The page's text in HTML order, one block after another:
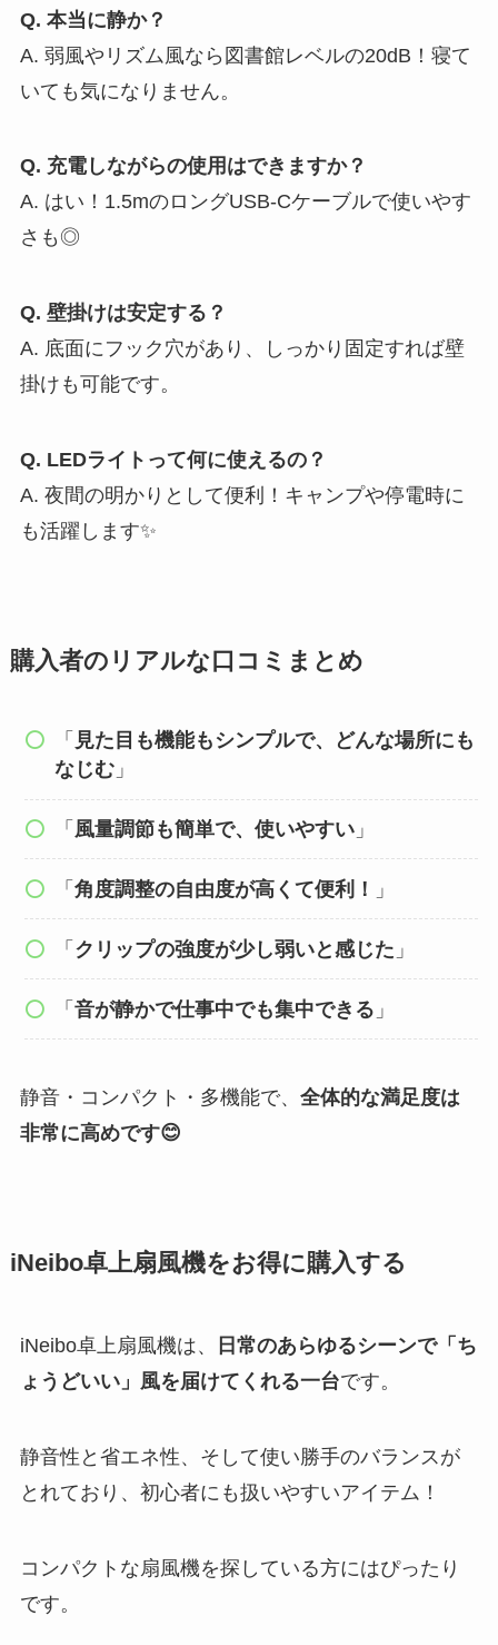
Q. 本当に静か？
A. 弱風やリズム風なら図書館レベルの20dB！寝て
いても気になりません。
Q. 充電しながらの使用はできますか？
A. はい！1.5mのロングUSB-Cケーブルで使いやす
さも◎
Q. 壁掛けは安定する？
A. 底面にフック穴があり、しっかり固定すれば壁
掛けも可能です。
Q. LEDライトって何に使えるの？
A. 夜間の明かりとして便利！キャンプや停電時に
も活躍します✨
購入者のリアルな口コミまとめ
「 見た目も機能もシンプルで、どんな場所にも
なじむ 」
「 風量調節も簡単で、使いやすい 」
「角度調整の自由度が高くて便利！ 」
「 クリップの強度が少し弱いと感じた 」
「音が静かで仕事中でも集中できる 」
静音・コンパクト・多機能で、 全体的な満足度は
非常に高めです😊
iNeibo卓上扇風機をお得に購入する
iNeibo卓上扇風機は、
日常のあらゆるシーンで「ち
ょうどいい」風を届けてくれる一台です。
静音性と省エネ性、そして使い勝手のバランスが
とれており、初心者にも扱いやすいアイテム！
コンパクトな扇風機を探している方にはぴったり
です。